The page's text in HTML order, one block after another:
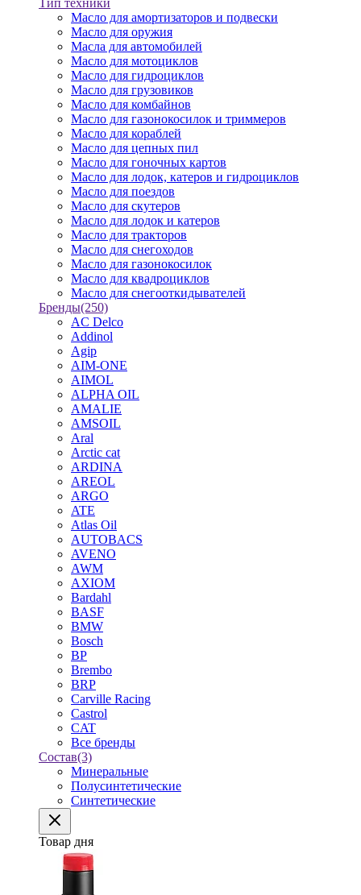
Тип техники
Масло для амортизаторов и подвески
Масло для оружия
Масла для автомобилей
Масло для мотоциклов
Масло для гидроциклов
Масло для грузовиков
Масло для комбайнов
Масло для газонокосилок и триммеров
Масло для кораблей
Масло для цепных пил
Масло для гоночных картов
Масло для лодок, катеров и гидроциклов
Масло для поездов
Масло для скутеров
Масло для лодок и катеров
Масло для тракторов
Масло для снегоходов
Масло для газонокосилок
Масло для квадроциклов
Масло для снегооткидывателей
Бренды(250)
AC Delco
Addinol
Agip
AIM-ONE
AIMOL
ALPHA OIL
AMALIE
AMSOIL
Aral
Arctic cat
ARDINA
AREOL
ARGO
ATE
Atlas Oil
AUTOBACS
AVENO
AWM
AXIOM
Bardahl
BASF
BMW
Bosch
BP
Brembo
BRP
Carville Racing
Castrol
CAT
Все бренды
Состав(3)
Минеральные
Полусинтетические
Синтетические
Товар дня